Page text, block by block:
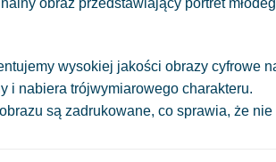
wysokiej jakości obrazy cyfrowe
i nabiera trójwymiarowego charakteru.
są zadrukowane, co sprawia, że